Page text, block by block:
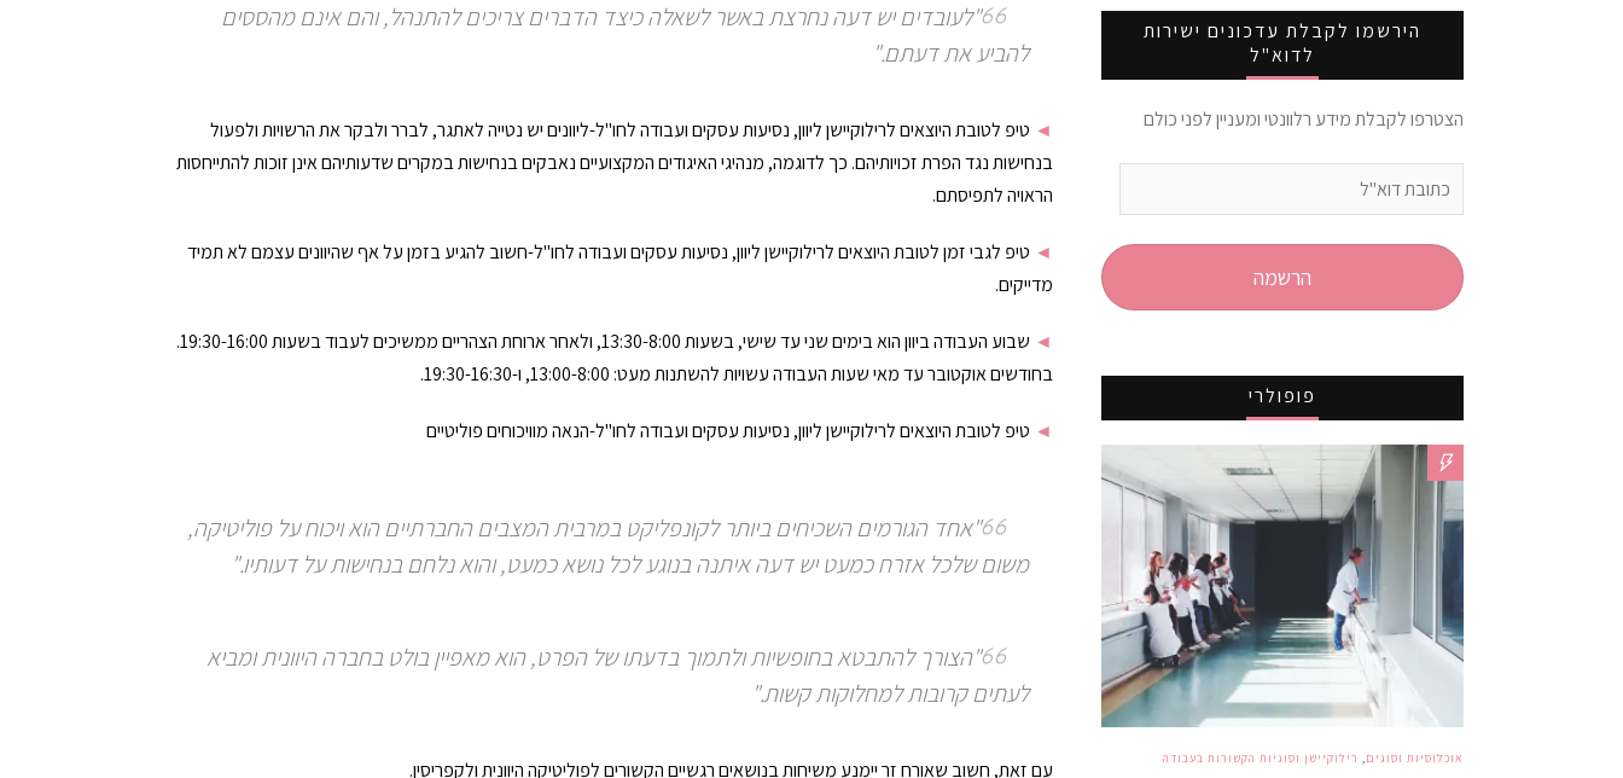
"לעובדים יש דעה נחרצת באשר לשאלה כיצד הדברים צריכים להתנהל, והם אינם מהססים
להביע את דעתם."
◄ טיפ לטובת היוצאים לרילוקיישן ליוון, נסיעות עסקים ועבודה לחו"ל-ליוונים יש נטייה לאתגר, לברר ולבקר את הרשויות ולפעול
בנחישות נגד הפרת זכויותיהם. כך לדוגמה, מנהיגי האיגודים המקצועיים נאבקים בנחישות במקרים שדעותיהם אינן זוכות להתייחסות
הראויה לתפיסתם.
◄ טיפ לגבי זמן לטובת היוצאים לרילוקיישן ליוון, נסיעות עסקים ועבודה לחו"ל-חשוב להגיע בזמן על אף שהיוונים עצמם לא תמיד
מדייקים.
◄
שבוע העבודה ביוון הוא בימים שני עד שישי, בשעות 13:30­-8:00, ולאחר ארוחת הצהריים ממשיכים לעבוד בשעות 19:30­-16:00.
בחודשים אוקטובר עד מאי שעות העבודה עשויות להשתנות מעט: 13:00­-8:00, ו-19:30­-16:30.
◄ טיפ לטובת היוצאים לרילוקיישן ליוון, נסיעות עסקים ועבודה לחו"ל-הנאה מוויכוחים פוליטיים
"אחד הגורמים השכיחים ביותר לקונפליקט במרבית המצבים החברתיים הוא ויכוח על פוליטיקה,
משום שלכל אזרח כמעט יש דעה איתנה בנוגע לכל נושא כמעט, והוא נלחם בנחישות על דעותיו."
"הצורך להתבטא בחופשיות ולתמוך בדעתו של הפרט, הוא מאפיין בולט בחברה היוונית ומביא
לעתים קרובות למחלוקות קשות."
עם זאת, חשוב שאורח זר יימנע משיחות בנושאים רגשיים הקשורים לפוליטיקה היוונית ולקפריסין.
הירשמו לקבלת עדכונים ישירות
לדוא"ל
הצטרפו לקבלת מידע רלוונטי ומעניין לפני כולם
הרשמה
פופולרי
אוכלוסיות וסוגים, רילוקיישן וסוגיות הקשורות בעבודה